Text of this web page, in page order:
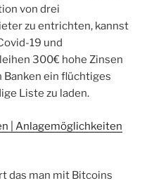
von drei
zu entrichten, kannst
19 und
300€ hohe Zinsen
Banken ein flüchtiges
Liste zu laden.
| Anlagemöglichkeiten
das man mit Bitcoins